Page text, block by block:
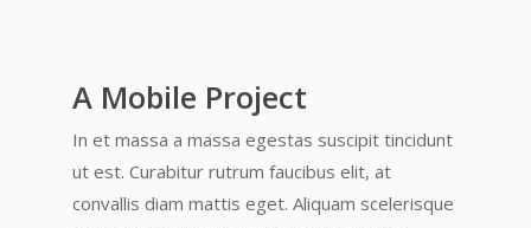
A Mobile Project
In et massa a massa egestas suscipit tincidunt
ut est. Curabitur rutrum faucibus elit, at
convallis diam mattis eget. Aliquam scelerisque